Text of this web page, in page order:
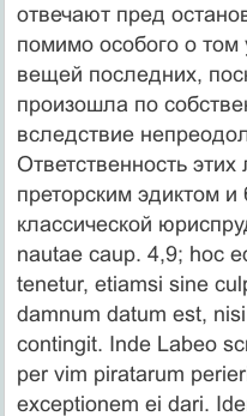
отвечают пред
помимо особого о том
вещей последних,
произошла по
вследствие
Ответственность
преторским эдиктом
классической
nautae caup. 4,9; hoc
tenetur, etiamsi sine
damnum datum est,
contingit. Inde Labeo
per vim piratarum
exceptionem ei dari.